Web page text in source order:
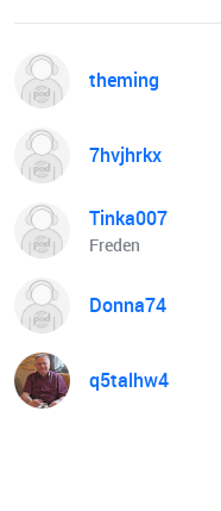
theming
7hvjhrkx
Tinka007
Freden
Donna74
q5talhw4